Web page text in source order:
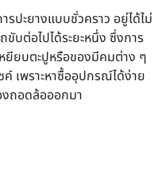
ปะยางแบบชั่วคราว อยู่ได้ไม่
บต่อไปได้ระยะหนึ่ง ซึ่งการ
ยียบตะปูหรือของมีคมต่าง ๆ
เพราะหาซื้ออุปกรณ์ได้ง่าย
งถอดล้อออกมา